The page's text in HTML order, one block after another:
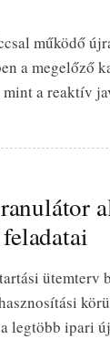
működő
a megelőző
a reaktív
ütemterv
legtöbb ipari